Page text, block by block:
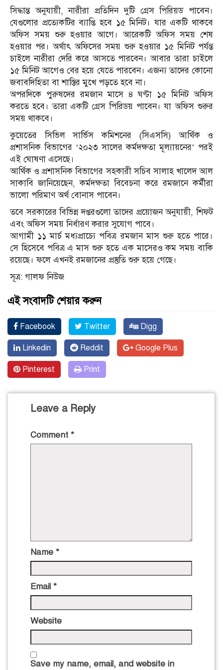
সিদ্ধান্ত অনুযায়ী, নারীরা প্রতিদিন দুটি গ্রেস পিরিয়ড পাবেন।
যেগুলোর প্রত্যেকটির ব্যাপ্তি হবে ১৫ মিনিট। যার একটি থাকবে
অফিস সময় শুরু হওয়ার আগে। আরেকটি অফিস সময় শেষ
হওয়ার পর। অর্থাৎ অফিসের সময় শুরু হওয়ার ১৫ মিনিট পর্যন্ত
চাইলে নারীরা দেরি করে আসতে পারবেন। আবার তারা চাইলে
১৫ মিনিট আগেও বের হয়ে যেতে পারবেন। এজন্য তাদের কোনো
জবাবদিহিতা বা শাস্তির মুখে পড়তে হবে না।
অপরদিকে পুরুষদের রমজান মাসে ৪ ঘণ্টা ১৫ মিনিট অফিস
করতে হবে। তারা একটি গ্রেস পিরিডয় পাবেন। যা অফিস শুরুর
সময় থাকবে।
কুয়েতের সিভিল সার্ভিস কমিশনের (সিএসসি) আর্থিক ও
প্রশাসনিক বিভাগের ‘২০২৩ সালের কর্মদক্ষতা মূল্যায়নের’ পরই
এই ঘোষণা এসেছে।
আর্থিক ও প্রশাসনিক বিভাগের সহকারী সচিব সালাহ খালেদ আল
সাকাবি জানিয়েছেন, কর্মদক্ষতা বিবেচনা করে রমজানে কর্মীরা
ভালো পরিমাণ অর্থ বোনাস পাবেন।
তবে সরকারের বিভিন্ন দপ্তরগুলো তাদের প্রয়োজন অনুযায়ী, শিফট
এবং অফিস সময় নির্ধারণ করার সুযোগ পাবে।
আগামী ১১ মার্চ মধ্যপ্রাচ্যে পবিত্র রমজান মাস শুরু হতে পারে।
সে হিসেবে পবিত্র এ মাস শুরু হতে এক মাসেরও কম সময় বাকি
রয়েছে। ফলে এখনই রমজানের প্রস্তুতি শুরু হয়ে গেছে।
সূত্র: গালফ নিউজ
এই সংবাদটি শেয়ার করুন
Facebook Twitter Digg
Linkedin Reddit Google Plus
Pinterest Print
Leave a Reply
Comment *
Name *
Email *
Website
Save my name, email, and website in